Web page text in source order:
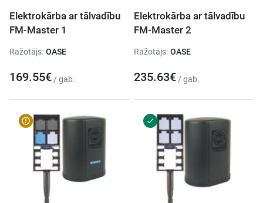
Elektrokārba ar tālvadību
FM-Master 1
Ražotājs: OASE
169.55€ / gab.
Elektrokārba ar tālvadību
FM-Master 2
Ražotājs: OASE
235.63€ / gab.